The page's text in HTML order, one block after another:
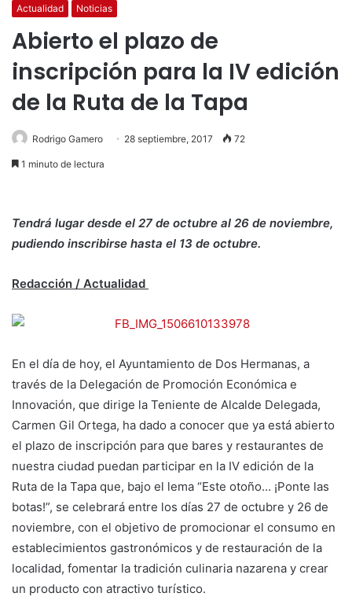
Actualidad Noticias
Abierto el plazo de
inscripción para la IV edición
de la Ruta de la Tapa
Rodrigo Gamero 28 septiembre, 2017 72
1 minuto de lectura
Tendrá lugar desde el 27 de octubre al 26 de noviembre,
pudiendo inscribirse hasta el 13 de octubre.
Redacción / Actualidad
En el día de hoy, el Ayuntamiento de Dos Hermanas, a
través de la Delegación de Promoción Económica e
Innovación, que dirige la Teniente de Alcalde Delegada,
Carmen Gil Ortega, ha dado a conocer que ya está abierto
el plazo de inscripción para que bares y restaurantes de
nuestra ciudad puedan participar en la IV edición de la
Ruta de la Tapa que, bajo el lema “Este otoño… ¡Ponte las
botas!”, se celebrará entre los días 27 de octubre y 26 de
noviembre, con el objetivo de promocionar el consumo en
establecimientos gastronómicos y de restauración de la
localidad, fomentar la tradición culinaria nazarena y crear
un producto con atractivo turístico.